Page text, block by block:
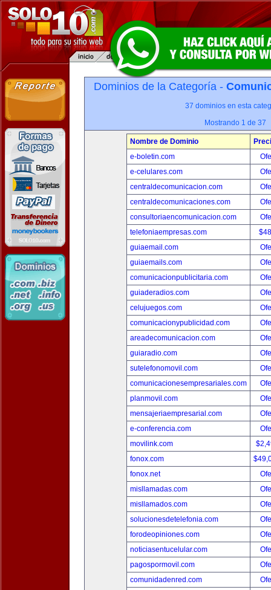
Dominios de la Categoría -
37 dominios en esta
Mostrando 1 de 37
Nombre de Dominio
e-boletin.com
e-celulares.com
centraldecomunicacion.com
centraldecomunicaciones.com
consultoriaencomunicacion.com
telefoniaempresas.com
guiaemail.com
guiaemails.com
comunicacionpublicitaria.com
guiaderadios.com
celujuegos.com
comunicacionypublicidad.com
areadecomunicacion.com
guiaradio.com
sutelefonomovil.com
comunicacionesempresariales.com
planmovil.com
mensajeriaempresarial.com
e-conferencia.com
movilink.com
fonox.com
fonox.net
misllamadas.com
misllamados.com
solucionesdetelefonia.com
forodeopiniones.com
noticiasentucelular.com
pagospormovil.com
comunidadenred.com